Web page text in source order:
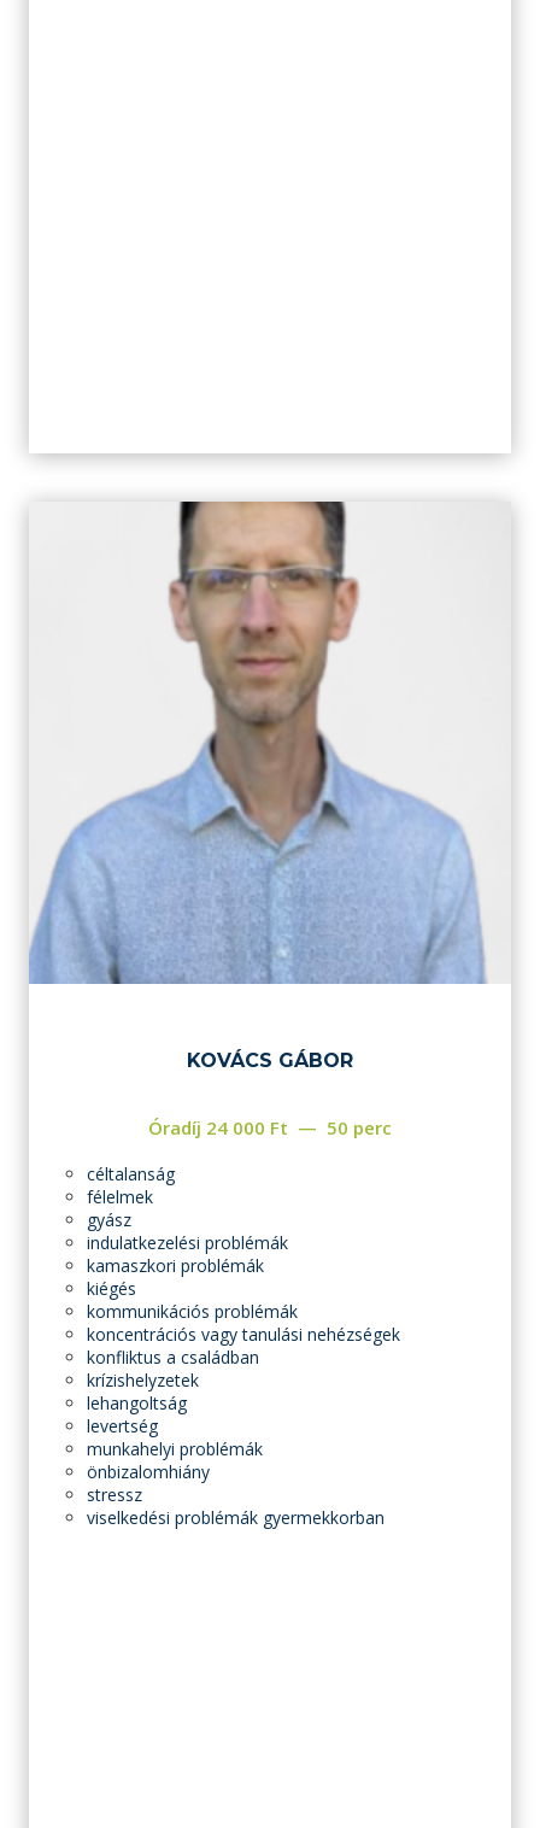
KOVÁCS GÁBOR
Óradíj 24 000 Ft 50 perc
céltalanság
félelmek
gyász
indulatkezelési problémák
kamaszkori problémák
kiégés
kommunikációs problémák
koncentrációs vagy tanulási nehézségek
konfliktus a családban
krízishelyzetek
lehangoltság
levertség
munkahelyi problémák
önbizalomhiány
stressz
viselkedési problémák gyermekkorban